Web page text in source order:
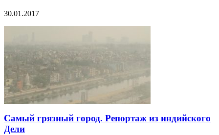
30.01.2017
Самый грязный город. Репортаж из индийского
Дели